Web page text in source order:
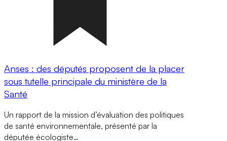
Anses : des députés proposent de la placer
sous tutelle principale du ministère de la
Santé
Un rapport de la mission d’évaluation des politiques
de santé environnementale, présenté par la
députée écologiste…